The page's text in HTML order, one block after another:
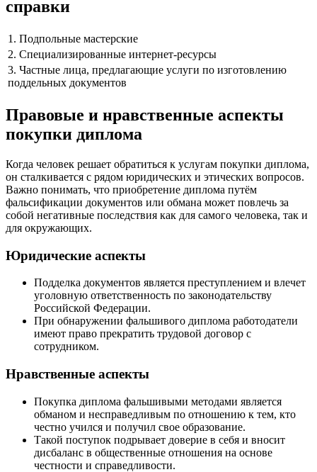
справки
1. Подпольные мастерские
2. Специализированные интернет-ресурсы
3. Частные лица, предлагающие услуги по изготовлению
поддельных документов
Правовые и нравственные аспекты
покупки диплома
Когда человек решает обратиться к услугам покупки диплома,
он сталкивается с рядом юридических и этических вопросов.
Важно понимать, что приобретение диплома путём
фальсификации документов или обмана может повлечь за
собой негативные последствия как для самого человека, так и
для окружающих.
Юридические аспекты
Подделка документов является преступлением и влечет
уголовную ответственность по законодательству
Российской Федерации.
При обнаружении фальшивого диплома работодатели
имеют право прекратить трудовой договор с
сотрудником.
Нравственные аспекты
Покупка диплома фальшивыми методами является
обманом и несправедливым по отношению к тем, кто
честно учился и получил свое образование.
Такой поступок подрывает доверие в себя и вносит
дисбаланс в общественные отношения на основе
честности и справедливости.